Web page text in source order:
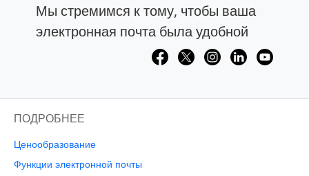
Мы стремимся к тому, чтобы ваша
электронная почта была удобной
ПОДРОБНЕЕ
Ценообразование
Функции электронной почты